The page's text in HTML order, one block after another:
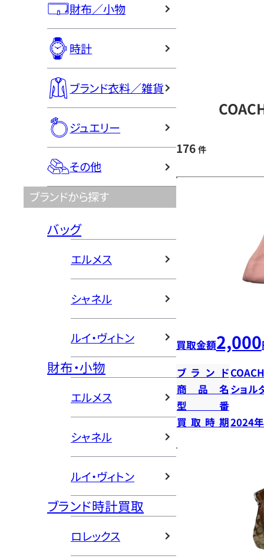
財布／小物
時計
ブランド衣料／雑貨
ジュエリー
その他
ブランドから探す
バッグ
エルメス
シャネル
ルイ・ヴィトン
財布・小物
エルメス
シャネル
ルイ・ヴィトン
ブランド時計買取
ロレックス
176 件
買取金額2,000
ブランドCOACH
商品名 ショル
型番
買取時期2024